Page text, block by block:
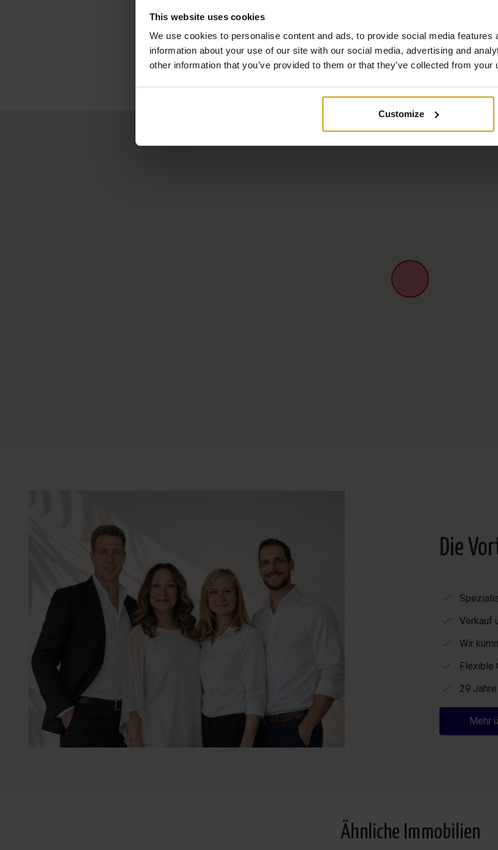
This website uses cookies
We use cookies to personalise content and ads, to provide social media
information about your use of our site with our social media, advertising and
other information that you’ve provided to them or that they’ve collected from
Customize
Karte
Die
Verkauf
Wir
Flexible
29
Mehr
Ähnliche Immobilien